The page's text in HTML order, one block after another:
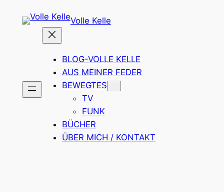
Inhalt
Volle Kelle
BLOG-VOLLE KELLE
AUS MEINER FEDER
BEWEGTES
TV
FUNK
BÜCHER
ÜBER MICH / KONTAKT